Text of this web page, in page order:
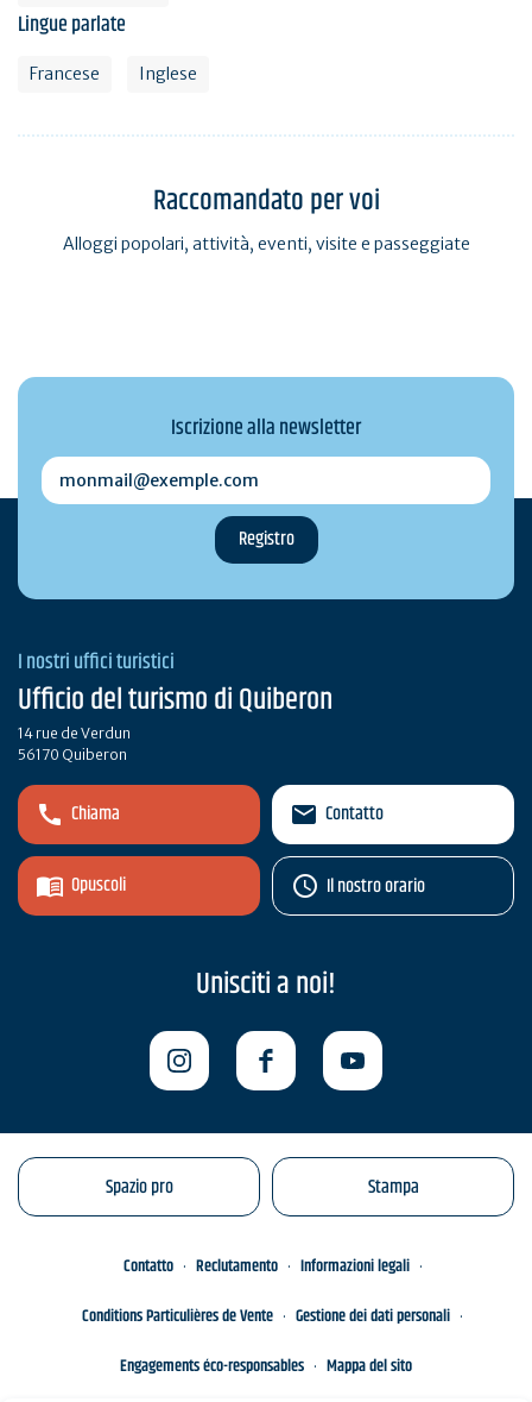
Lingue parlate
Francese Inglese
Raccomandato per voi
Alloggi popolari, attività, eventi, visite e passeggiate
Iscrizione alla newsletter
monmail@exemple.com
I nostri uffici turistici
Ufficio del turismo di Quiberon
14 rue de Verdun
56170 Quiberon
Chiama
Opuscoli
Contatto
Il nostro orario
Unisciti a noi!
Spazio pro Stampa
Contatto Reclutamento
Informazioni legali
Conditions Particulières de Vente
Gestione dei dati personali
Engagements éco-responsables
Mappa del sito